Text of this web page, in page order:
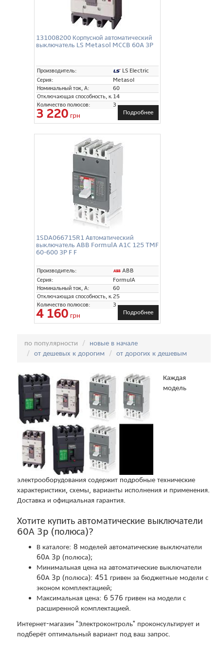
131008200 Корпусной автоматический
выключатель LS Metasol MCCB 60A 3P
Производитель:
LS Electric
Серия:
Metasol
Номинальный ток, А:
60
Отключающая способность, кА:14
Количество полюсов:
3
3 220 грн Подробнее
1SDA066715R1 Автоматический
выключатель ABB FormulA A1C 125 TMF
60-600 3P F F
Производитель:
ABB
Серия:
FormulA
Номинальный ток, А:
60
Отключающая способность, кА:25
Количество полюсов:
3
4 160 грн Подробнее
по популярности
новые в начале
от дешевых к дорогим
от дорогих к дешевым
Каждая
модель
электрооборудования содержит подробные технические
характеристики, схемы, варианты исполнения и применения.
Доставка и официальная гарантия.
Хотите купить автоматические выключатели
60А 3p (полюса)?
В каталоге: 8 моделей автоматические выключатели
60А 3p (полюса);
Минимальная цена на автоматические выключатели
60А 3p (полюса): 451 гривен за бюджетные модели с
эконом комплектацией;
Максимальная цена: 6 576 гривен на модели с
расширенной комплектацией.
Интернет-магазин "Электроконтроль" проконсультирует и
подберёт оптимальный вариант под ваш запрос.